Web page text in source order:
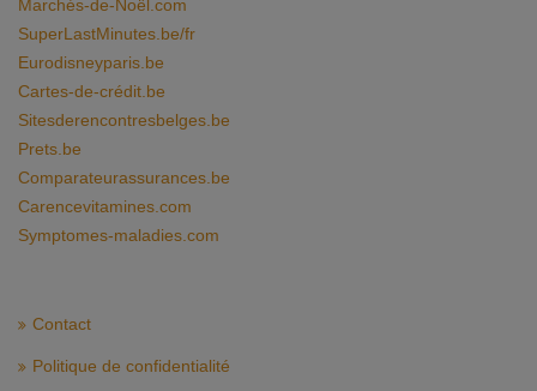
Marchés-de-Noël.com
SuperLastMinutes.be/fr
Eurodisneyparis.be
Cartes-de-crédit.be
Sitesderencontresbelges.be
Prets.be
Comparateurassurances.be
Carencevitamines.com
Symptomes-maladies.com
Contact
Politique de confidentialité